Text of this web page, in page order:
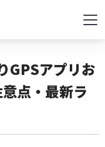
GPSアプリお
点・最新ラ